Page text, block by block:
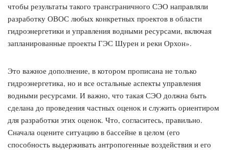
чтобы результаты такого трансграничного СЭО направляли
разработку ОВОС любых конкретных проектов в области
гидроэнергетики и управления водными ресурсами, включая
запланированные проекты ГЭС Шурен и реки Орхон».
Это важное дополнение, в котором прописана не только
гидроэнергетика, но и все остальные аспекты управления
водными ресурсами. И важно, что такая СЭО должна быть
сделана до проведения частных оценок и служить ориентиром
для разработки этих оценок. Что, согласитесь, правильно.
Сначала оцените ситуацию в бассейне в целом (его
способность выдерживать антропогенные воздействия и его